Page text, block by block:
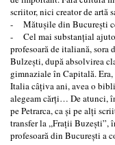
scriitor, nici creator de artă
- Mătuşile din Bucureşti
- Cel mai substanţial
profesoară de italiană, sora
Bulzeşti, după absolvirea
gimnaziale în Capitală. Era,
Italia câţiva ani, avea o
alegeam cărţi… De atunci,
pe Petrarca, ca şi pe alţi
transfer la ,,Fraţii Buzeşti”,
profesoară din Bucureşti a